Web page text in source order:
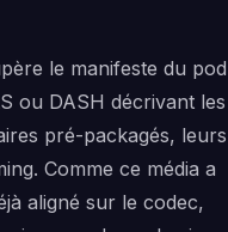
le manifeste du pod
ou DASH décrivant les
pré-packagés, leurs
Comme ce média a
aligné sur le codec,